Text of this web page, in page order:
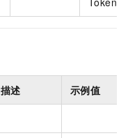
描述 示例值